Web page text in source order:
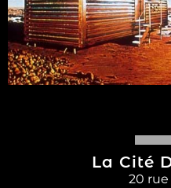
La Cité
20